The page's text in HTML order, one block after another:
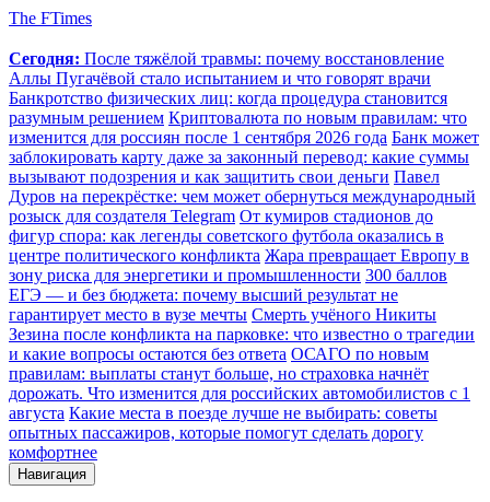
The FTimes
Сегодня: После тяжёлой травмы: почему восстановление
Аллы Пугачёвой стало испытанием и что говорят врачи
Банкротство физических лиц: когда процедура становится
разумным решением Криптовалюта по новым правилам: что
изменится для россиян после 1 сентября 2026 года Банк может
заблокировать карту даже за законный перевод: какие суммы
вызывают подозрения и как защитить свои деньги Павел
Дуров на перекрёстке: чем может обернуться международный
розыск для создателя Telegram От кумиров стадионов до
фигур спора: как легенды советского футбола оказались в
центре политического конфликта Жара превращает Европу в
зону риска для энергетики и промышленности 300 баллов
ЕГЭ — и без бюджета: почему высший результат не
гарантирует место в вузе мечты Смерть учёного Никиты
Зезина после конфликта на парковке: что известно о трагедии
и какие вопросы остаются без ответа ОСАГО по новым
правилам: выплаты станут больше, но страховка начнёт
дорожать. Что изменится для российских автомобилистов с 1
августа Какие места в поезде лучше не выбирать: советы
опытных пассажиров, которые помогут сделать дорогу
комфортнее
Навигация